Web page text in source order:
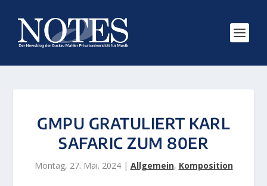
GMPU GRATULIERT KARL
SAFARIC ZUM 80ER
Montag, 27. Mai. 2024| Allgemein, Komposition